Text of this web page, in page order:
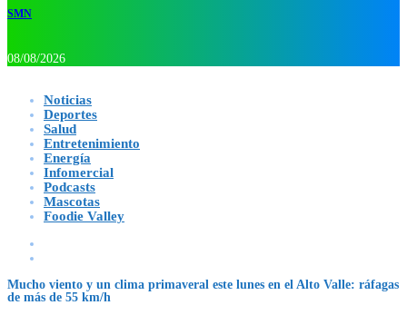
SMN
08/08/2026
Noticias
Deportes
Salud
Entretenimiento
Energía
Infomercial
Podcasts
Mascotas
Foodie Valley
Mucho viento y un clima primaveral este lunes en el Alto Valle: ráfagas
de más de 55 km/h